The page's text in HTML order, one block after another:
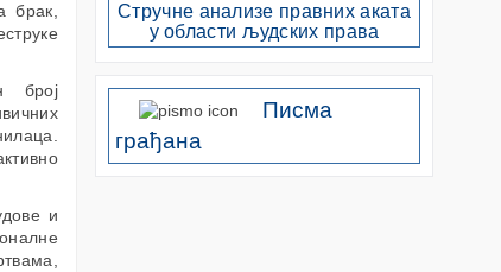
брак,
број
и
Стручне анализе правних аката
у области људских права
Писма
грађана